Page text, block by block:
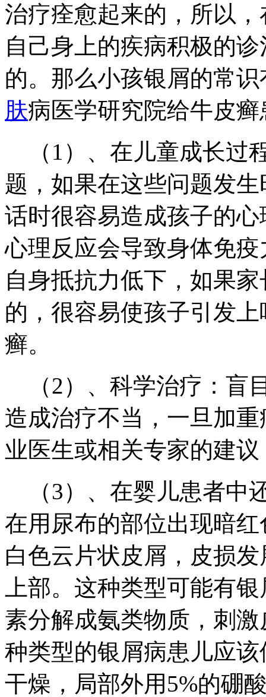
治疗痊愈起来的，所以
自己身上的疾病积极的
的。那么小孩银屑的常
肤病医学研究院给牛皮
（1）、在儿童成长过
题，如果在这些问题发
话时很容易造成孩子的
心理反应会导致身体免
自身抵抗力低下，如果
的，很容易使孩子引发
癣。
（2）、科学治疗：盲
造成治疗不当，一旦加
业医生或相关专家的建
（3）、在婴儿患者中
在用尿布的部位出现暗
白色云片状皮屑，皮损
上部。这种类型可能有
素分解成氨类物质，刺
种类型的银屑病患儿应
干燥，局部外用5%的硼